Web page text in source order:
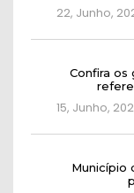
22, Junho,
Confira os
15, Junho,
Município